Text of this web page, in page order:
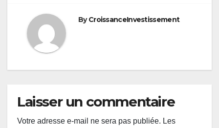
ByCroissanceInvestissement
Laisser un commentaire
Votre adresse e-mail ne sera pas publiée. Les